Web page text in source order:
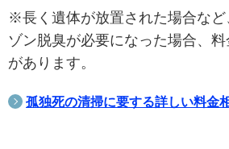
※長く遺体が放置された場合など
ゾン脱臭が必要になった場合、
があります。
孤独死の清掃に要する詳しい料金